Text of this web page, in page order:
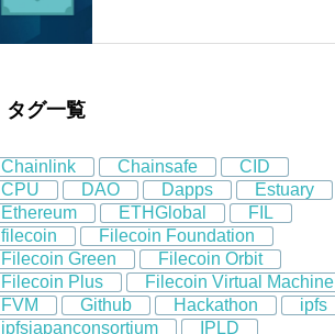
タグ一覧
Chainlink Chainsafe
CID
CPU
DAO Dapps
Estuary
Ethereum
ETHGlobal
FIL
filecoin
Filecoin Foundation
Filecoin Green
Filecoin Orbit
Filecoin Plus
Filecoin Virtual Machine
FVM
Github Hackathon
ipfs
ipfsjapanconsortium
IPLD